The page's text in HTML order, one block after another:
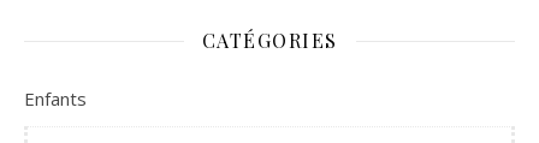
CATÉGORIES
Enfants